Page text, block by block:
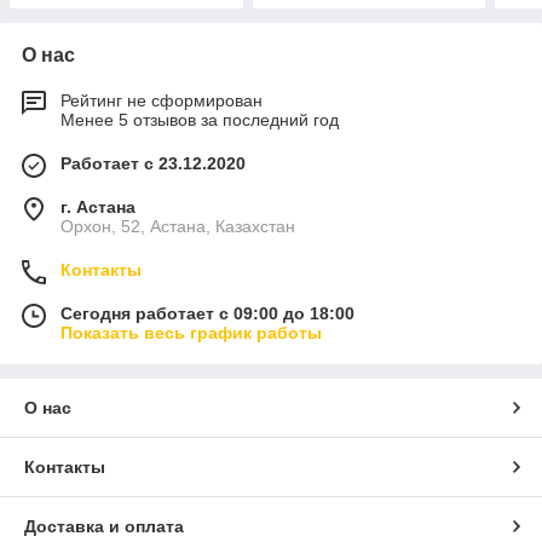
О нас
Рейтинг не сформирован
Менее 5 отзывов за последний год
Работает с 23.12.2020
г. Астана
Орхон, 52, Астана, Казахстан
Контакты
Сегодня работает с 09:00 до 18:00
Показать весь график работы
О нас
Контакты
Доставка и оплата